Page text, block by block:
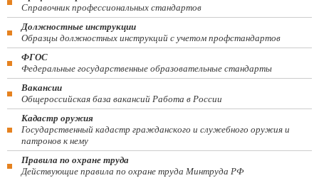
Справочник профессиональных стандартов
Должностные инструкции
Образцы должностных инструкций с учетом профстандартов
ФГОС
Федеральные государственные образовательные стандарты
Вакансии
Общероссийская база вакансий Работа в России
Кадастр оружия
Государственный кадастр гражданского и служебного оружия и
патронов к нему
Правила по охране труда
Действующие правила по охране труда Минтруда РФ